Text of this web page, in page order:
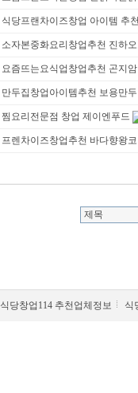
식당프랜차이즈창업 아이템 추
소자본중화요리창업추천 진하
요즘뜨는요식업창업추천 곤지
만두집창업아이템추천 보용만두
찜요리전문점 창업 제이엔푸드
프렌차이즈창업추천 바다향왕
식당창업114 추천업체정보 식